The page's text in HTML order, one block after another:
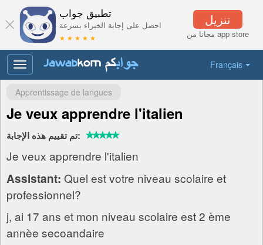
تنزيل
مجانا من app store
تطبيق جواب
احصل على إجابة الخبراء بسرعة
★ ★ ★ ★ ★
Français
Toggle
navigation
Apprentissage de langues
Je veux apprendre l'italien
تم تقييم هذه الإجابة:
Je veux apprendre l'italien
Assistant: Quel est votre niveau scolaire et
professionnel?
j, ai 17 ans et mon niveau scolaire est 2 ème
annèe secoandaire